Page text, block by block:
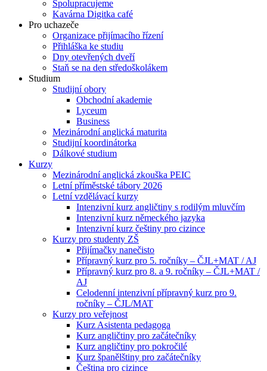
Spolupracujeme
Kavárna Digitka café
Pro uchazeče
Organizace přijímacího řízení
Přihláška ke studiu
Dny otevřených dveří
Staň se na den středoškolákem
Studium
Studijní obory
Obchodní akademie
Lyceum
Business
Mezinárodní anglická maturita
Studijní koordinátorka
Dálkové studium
Kurzy
Mezinárodní anglická zkouška PEIC
Letní příměstské tábory 2026
Letní vzdělávací kurzy
Intenzivní kurz angličtiny s rodilým mluvčím
Intenzivní kurz německého jazyka
Intenzivní kurz češtiny pro cizince
Kurzy pro studenty ZŠ
Přijímačky nanečisto
Přípravný kurz pro 5. ročníky – ČJL+MAT / AJ
Přípravný kurz pro 8. a 9. ročníky – ČJL+MAT /
AJ
Celodenní intenzivní přípravný kurz pro 9.
ročníky – ČJL/MAT
Kurzy pro veřejnost
Kurz Asistenta pedagoga
Kurz angličtiny pro začátečníky
Kurz angličtiny pro pokročilé
Kurz španělštiny pro začátečníky
Čeština pro cizince